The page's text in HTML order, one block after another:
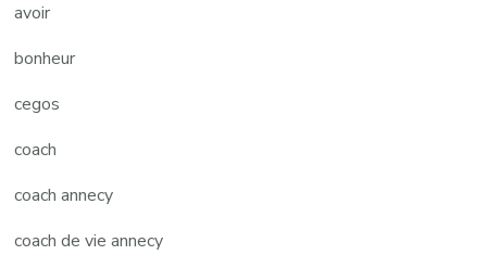
avoir
bonheur
cegos
coach
coach annecy
coach de vie annecy